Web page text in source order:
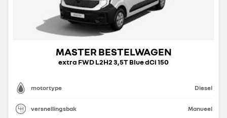
MASTER BESTELWAGEN
extra FWD L2H2 3,5T Blue dCi 150
motortype Diesel
versnellingsbak Manueel